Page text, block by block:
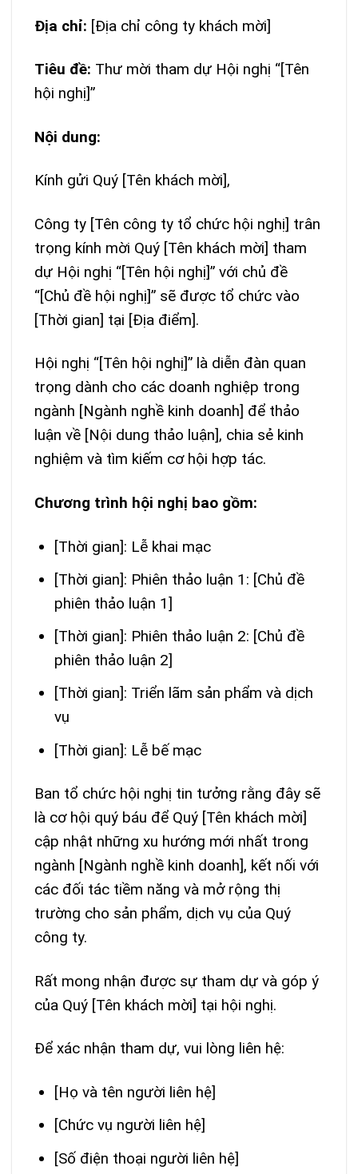
Địa chỉ: [Địa chỉ công ty khách mời]
Tiêu đề: Thư mời tham dự Hội nghị “[Tên
hội nghị]”
Nội dung:
Kính gửi Quý [Tên khách mời],
Công ty [Tên công ty tổ chức hội nghị] trân
trọng kính mời Quý [Tên khách mời] tham
dự Hội nghị “[Tên hội nghị]” với chủ đề
“[Chủ đề hội nghị]” sẽ được tổ chức vào
[Thời gian] tại [Địa điểm].
Hội nghị “[Tên hội nghị]” là diễn đàn quan
trọng dành cho các doanh nghiệp trong
ngành [Ngành nghề kinh doanh] để thảo
luận về [Nội dung thảo luận], chia sẻ kinh
nghiệm và tìm kiếm cơ hội hợp tác.
Chương trình hội nghị bao gồm:
[Thời gian]: Lễ khai mạc
[Thời gian]: Phiên thảo luận 1: [Chủ đề
phiên thảo luận 1]
[Thời gian]: Phiên thảo luận 2: [Chủ đề
phiên thảo luận 2]
[Thời gian]: Triển lãm sản phẩm và dịch
vụ
[Thời gian]: Lễ bế mạc
Ban tổ chức hội nghị tin tưởng rằng đây sẽ
là cơ hội quý báu để Quý [Tên khách mời]
cập nhật những xu hướng mới nhất trong
ngành [Ngành nghề kinh doanh], kết nối với
các đối tác tiềm năng và mở rộng thị
trường cho sản phẩm, dịch vụ của Quý
công ty.
Rất mong nhận được sự tham dự và góp ý
của Quý [Tên khách mời] tại hội nghị.
Để xác nhận tham dự, vui lòng liên hệ:
[Họ và tên người liên hệ]
[Chức vụ người liên hệ]
[Số điện thoại người liên hệ]